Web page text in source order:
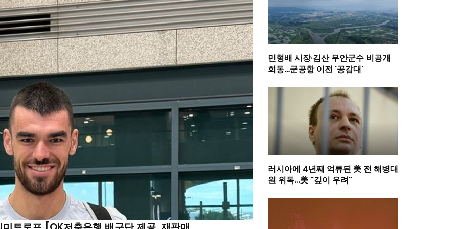
민형배 시장·김산 무안군수 비공개
회동…군공항 이전 '공감대'
러시아에 4년째 억류된 美 전 해병대
원 위독…美 "깊이 우려"